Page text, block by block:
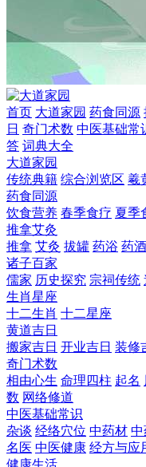
首页 大道家园 药食同源
日 奇门术数 中医基础常
答 词典大全
大道家园
传统典籍 综合浏览区 羲
药食同源
饮食营养 春季食疗 夏季
推拿艾灸
推拿 艾灸 拔罐 药浴 药酒
诸子百家
儒家 历史探究 宗祠传统
生肖星座
十二生肖 十二星座
黄道吉日
搬家吉日 开业吉日 装修
奇门术数
相由心生 命理四柱 起名
数 网络修道
中医基础常识
杂谈 经络穴位 中药材 中
名医 中医健康 经方与应
健康生活